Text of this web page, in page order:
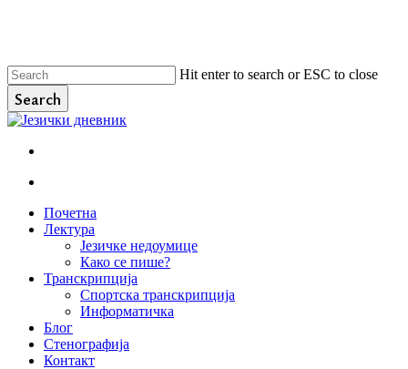
content
Hit enter to search or ESC to close
Search
Close
Menu
search
Menu
Почетна
Лектура
Језичке недоумице
Како се пише?
Транскрипција
Спортска транскрипција
Информатичка
Блог
Стенографија
Контакт